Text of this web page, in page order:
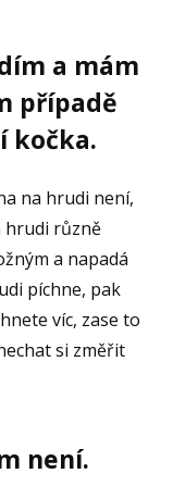
a mám
případě
kočka.
na hrudi není,
hrudi různě
a napadá
píchne, pak
víc, zase to
si změřit
není.